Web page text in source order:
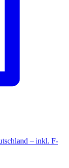
– inkl. F-